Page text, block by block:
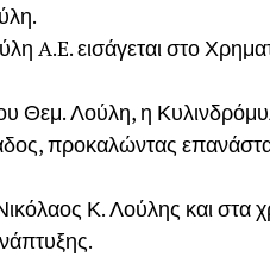
A.E. εισάγεται στο
Θεμ. Λούλη, η
προκαλώντας
Κ. Λούλης και στα